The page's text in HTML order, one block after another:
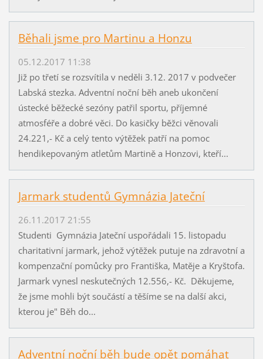
Běhali jsme pro Martinu a Honzu
05.12.2017 11:38
Již po třetí se rozsvítila v neděli 3.12. 2017 v podvečer
Labská stezka. Adventní noční běh aneb ukončení
ústecké běžecké sezóny patřil sportu, příjemné
atmosféře a dobré věci. Do kasičky běžci věnovali
24.221,- Kč a celý tento výtěžek patří na pomoc
hendikepovaným atletům Martině a Honzovi, kteří...
Jarmark studentů Gymnázia Jateční
26.11.2017 21:55
Studenti Gymnázia Jateční uspořádali 15. listopadu
charitativní jarmark, jehož výtěžek putuje na zdravotní a
kompenzační pomůcky pro Františka, Matěje a Kryštofa.
Jarmark vynesl neskutečných 12.556,- Kč. Děkujeme,
že jsme mohli být součástí a těšíme se na další akci,
kterou je" Běh do...
Adventní noční běh bude opět pomáhat